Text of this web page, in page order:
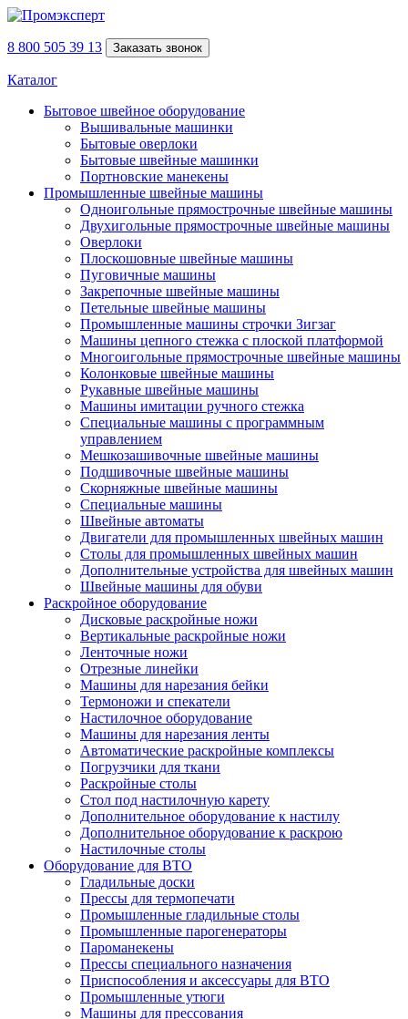
8 800 505 39 13 Заказать звонок
Каталог
Бытовое швейное оборудование
Вышивальные машинки
Бытовые оверлоки
Бытовые швейные машинки
Портновские манекены
Промышленные швейные машины
Одноигольные прямострочные швейные машины
Двухигольные прямострочные швейные машины
Оверлоки
Плоскошовные швейные машины
Пуговичные машины
Закрепочные швейные машины
Петельные швейные машины
Промышленные машины строчки Зигзаг
Машины цепного стежка с плоской платформой
Многоигольные прямострочные швейные машины
Колонковые швейные машины
Рукавные швейные машины
Машины имитации ручного стежка
Специальные машины с программным
управлением
Мешкозашивочные швейные машины
Подшивочные швейные машины
Скорняжные швейные машины
Специальные машины
Швейные автоматы
Двигатели для промышленных швейных машин
Столы для промышленных швейных машин
Дополнительные устройства для швейных машин
Швейные машины для обуви
Раскройное оборудование
Дисковые раскройные ножи
Вертикальные раскройные ножи
Ленточные ножи
Отрезные линейки
Машины для нарезания бейки
Термоножи и спекатели
Настилочное оборудование
Машины для нарезания ленты
Автоматические раскройные комплексы
Погрузчики для ткани
Раскройные столы
Стол под настилочную карету
Дополнительное оборудование к настилу
Дополнительное оборудование к раскрою
Настилочные столы
Оборудование для ВТО
Гладильные доски
Прессы для термопечати
Промышленные гладильные столы
Промышленные парогенераторы
Пароманекены
Прессы специального назначения
Приспособления и аксессуары для ВТО
Промышленные утюги
Машины для прессования